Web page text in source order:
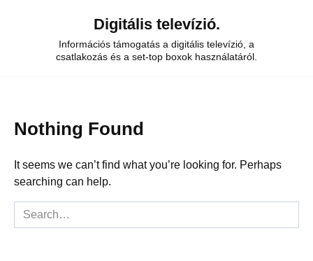
Digitális televízió.
Információs támogatás a digitális televízió, a
csatlakozás és a set-top boxok használatáról.
Nothing Found
It seems we can’t find what you’re looking for. Perhaps
searching can help.
Search
for: